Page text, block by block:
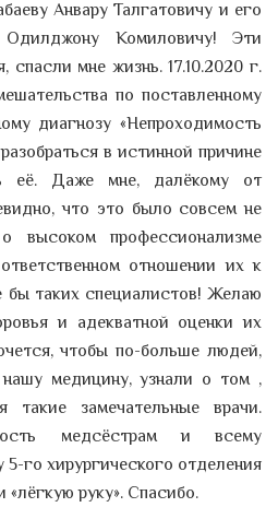
Анвару Талгатовичу и его
Одилджону Комиловичу! Эти
спасли мне жизнь. 17.10.2020 г.
по поставленному
диагнозу «Непроходимость
в истинной причине
её. Даже мне, далёкому от
что это было совсем не
высоком профессионализме
отношении их к
таких специалистов! Желаю
и адекватной оценки их
чтобы по-больше людей,
медицину, узнали о том ,
замечательные врачи.
медсёстрам и всему
го хирургического отделения
«лёгкую руку». Спасибо.